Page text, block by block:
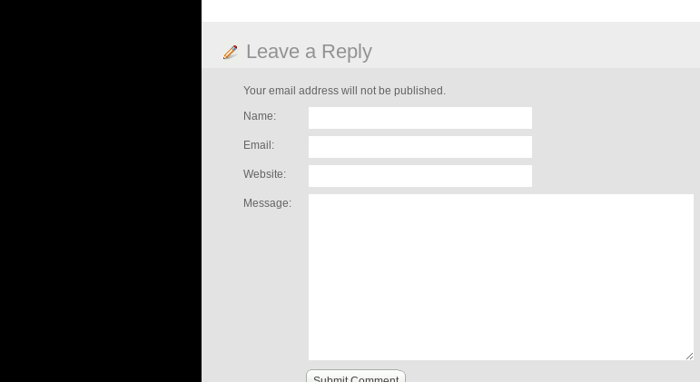
Leave a Reply
Your email address will not be published.
Name:
Email:
Website:
Message: